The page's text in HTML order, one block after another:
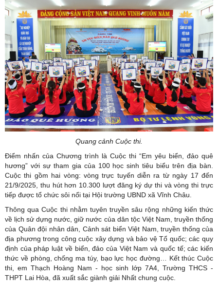
Quang cảnh Cuộc thi.
Điểm nhấn của Chương trình là Cuộc thi “Em yêu biển, đảo quê
hương” với sự tham gia của 100 học sinh tiêu biểu trên địa bàn.
Cuộc thi gồm hai vòng: vòng trực tuyến diễn ra từ ngày 17 đến
21/9/2025, thu hút hơn 10.300 lượt đăng ký dự thi và vòng thi trực
tiếp được tổ chức sôi nổi tại Hội trường UBND xã Vĩnh Châu.
Thông qua Cuộc thi nhằm tuyên truyền sâu rộng những kiến thức
về lịch sử dựng nước, giữ nước của dân tộc Việt Nam, truyền thống
của Quân đội nhân dân, Cảnh sát biển Việt Nam, truyền thống của
địa phương trong công cuộc xây dựng và bảo vệ Tổ quốc; các quy
định của pháp luật về biển, đảo của Việt Nam và quốc tế; các kiến
thức về phòng, chống ma túy, bạo lực học đường… Kết thúc Cuộc
thi, em Thạch Hoàng Nam - học sinh lớp 7A4, Trường THCS -
THPT Lai Hòa, đã xuất sắc giành giải Nhất chung cuộc.